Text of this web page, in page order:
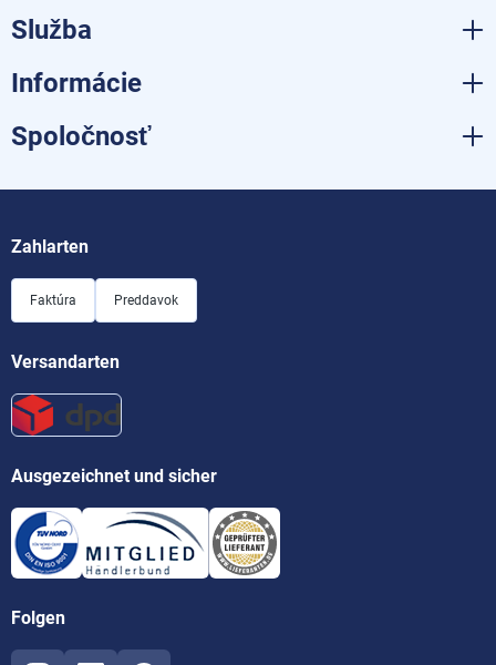
Služba
Informácie
Spoločnosť
Zahlarten
Faktúra Preddavok
Versandarten
Ausgezeichnet und sicher
Folgen